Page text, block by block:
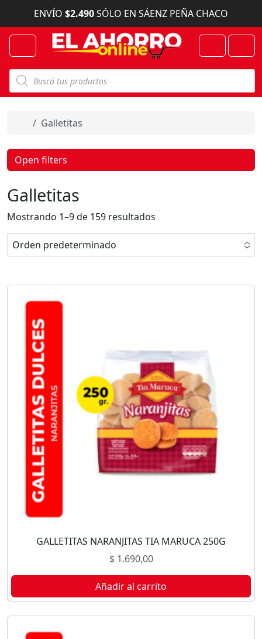
Skip to content
ENVÍO $2.490SÓLO EN SÁENZ PEÑA CHACO
Menu
B
s
q
d
d
u
c
t
o
s
Account
Cart
Home
Galletitas
Galletitas
Mostrando 1–9 de 159 resultados
Orden predeterminado
GALLETITAS NARANJITAS TIA MARUCA 250G
$1.690,00
Añadir al carrito
Open filters